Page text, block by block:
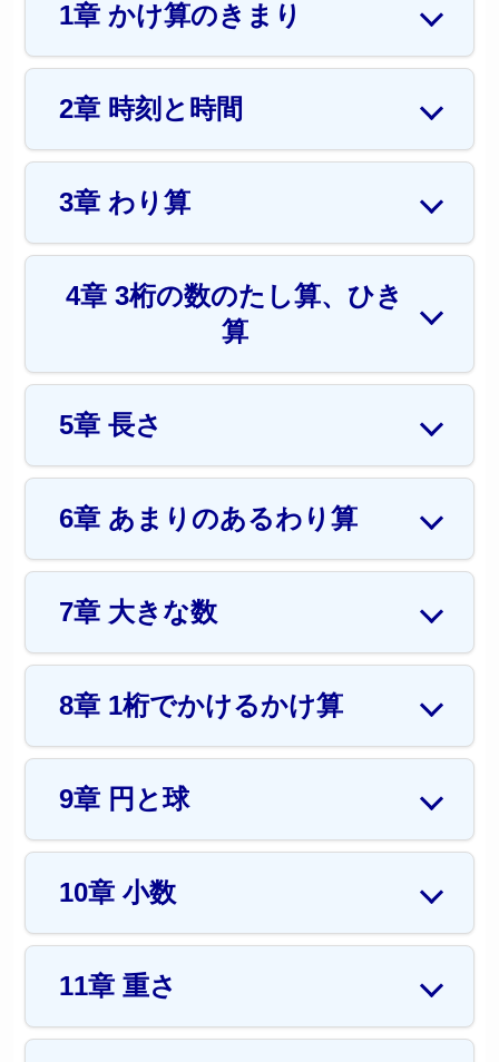
1章 かけ算のきまり
2章 時刻と時間
3章 わり算
4章 3桁の数のたし算、ひき
算
5章 長さ
6章 あまりのあるわり算
7章 大きな数
8章 1桁でかけるかけ算
9章 円と球
10章 小数
11章 重さ